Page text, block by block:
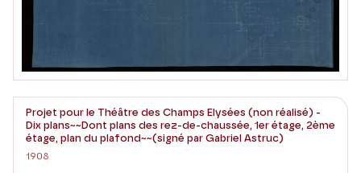
Projet pour le Théâtre des Champs Elysées (non réalisé) -
Dix plans~~Dont plans des rez-de-chaussée, 1er étage, 2ème
étage, plan du plafond~~(signé par Gabriel Astruc)
1908